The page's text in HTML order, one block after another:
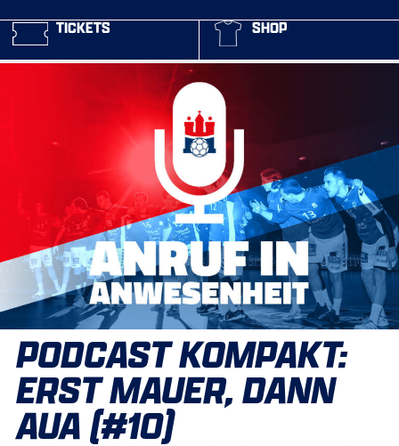
TICKETS SHOP
PODCAST KOMPAKT:
ERST MAUER, DANN
AUA (#10)